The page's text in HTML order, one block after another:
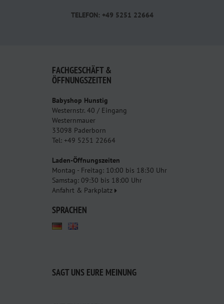
TELEFON: +49 5251 22664
FACHGESCHÄFT &
ÖFFNUNGSZEITEN
Babyshop Hunstig
Westernstr. 40 / Eingang
Westernmauer
33098 Paderborn
Tel: +49 5251 22664
Laden-Öffnungszeiten
Montag - Freitag: 10:00 bis 18:30 Uhr
Samstag: 09:30 bis 18:00 Uhr
Anfahrt & Parkplatz
SPRACHEN
SAGT UNS EURE MEINUNG